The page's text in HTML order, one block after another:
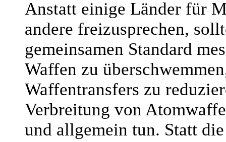
Anstatt einige Länder für
andere freizusprechen,
gemeinsamen Standard
Waffen zu
Waffentransfers zu
Verbreitung von
und allgemein tun. Statt